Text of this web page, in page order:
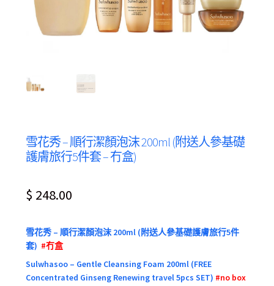
雪花秀 – 順行潔顏泡沫 200ml (附送人參基礎
護膚旅行5件套 – 冇盒)
$ 248.00
雪花秀 – 順行潔顏泡沫 200ml (附送人參基礎護膚旅行5件
套) #冇盒
Sulwhasoo – Gentle Cleansing Foam 200ml (FREE
Concentrated Ginseng Renewing travel 5pcs SET) #no box